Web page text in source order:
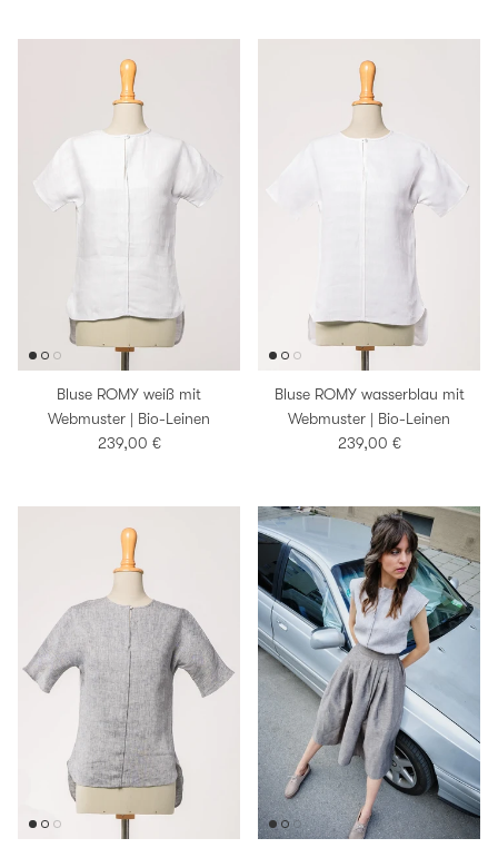
Bluse ROMY weiß mit
Webmuster | Bio-Leinen
Normaler Preis
239,00 €
Bluse ROMY wasserblau mit
Webmuster | Bio-Leinen
Normaler Preis
239,00 €